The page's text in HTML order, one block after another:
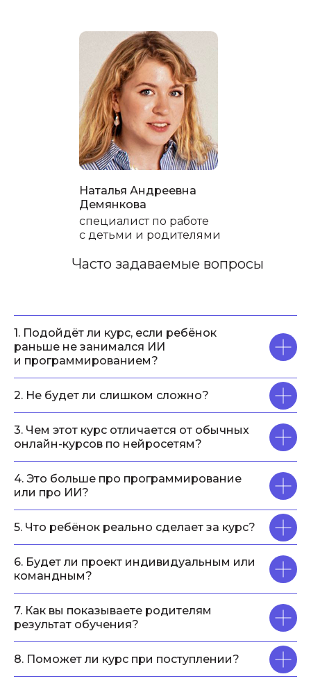
Наталья Андреевна
Демянкова
специалист по работе
с детьми и родителями
Часто задаваемые вопросы
1. Подойдёт ли курс, если ребёнок
раньше не занимался ИИ
и программированием?
2. Не будет ли слишком сложно?
3. Чем этот курс отличается от обычных
онлайн-курсов по нейросетям?
4. Это больше про программирование
или про ИИ?
5. Что ребёнок реально сделает за курс?
6. Будет ли проект индивидуальным или
командным?
7. Как вы показываете родителям
результат обучения?
8. Поможет ли курс при поступлении?